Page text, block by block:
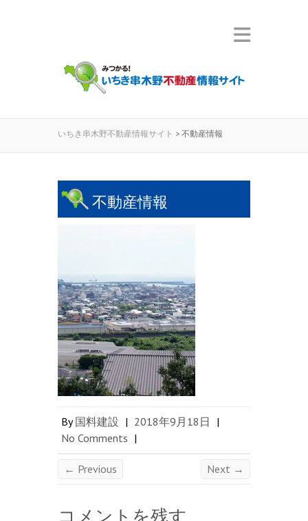
いちき串木野不動産情報サイト > 不動産情報
不動産情報
By国料建設 | 2018年9月18日 |
No Comments |
← Previous Next →
コメントを残す